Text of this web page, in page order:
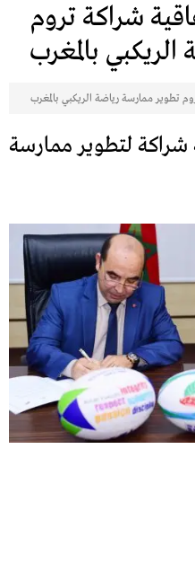
شراكة تروم
بالمغرب
تطوير ممارسة رياضة الريكبي بالمغرب
شراكة لتطوير ممارسة